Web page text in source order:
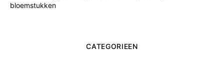
bloemstukken
CATEGORIEEN